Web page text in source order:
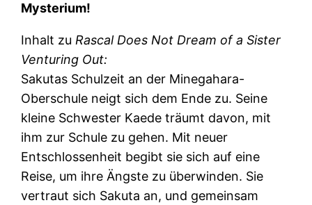
Mysterium!
Inhalt zuRascal Does Not Dream of a Sister
Venturing Out:
Sakutas Schulzeit an der Minegahara-
Oberschule neigt sich dem Ende zu. Seine
kleine Schwester Kaede träumt davon, mit
ihm zur Schule zu gehen. Mit neuer
Entschlossenheit begibt sie sich auf eine
Reise, um ihre Ängste zu überwinden. Sie
vertraut sich Sakuta an, und gemeinsam